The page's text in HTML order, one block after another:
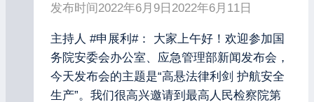
发布时间2022年6月9日 2022年6月11日
主持人 #申展利#： 大家上午好！欢迎参加国
务院安委会办公室、应急管理部新闻发布会，
今天发布会的主题是“高悬法律利剑 护航安全
生产”。我们很高兴邀请到最高人民检察院第